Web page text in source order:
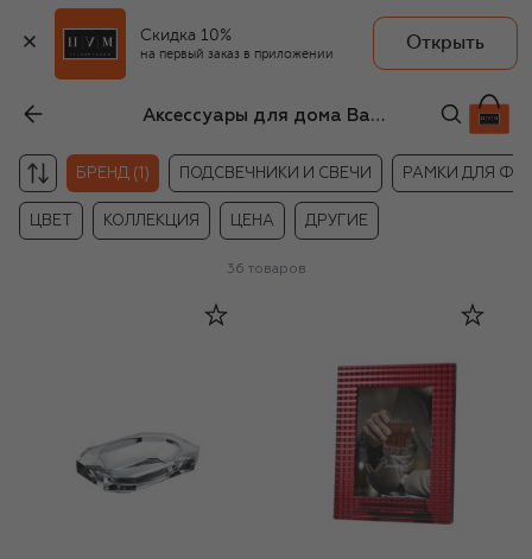
Скидка 10%
на первый заказ в приложении
Открыть
Аксессуары для дома Baccarat
БРЕНД (1) ПОДСВЕЧНИКИ И СВЕЧИ РАМКИ ДЛЯ
ЦВЕТ КОЛЛЕКЦИЯ ЦЕНА ДРУГИЕ
36 товаров